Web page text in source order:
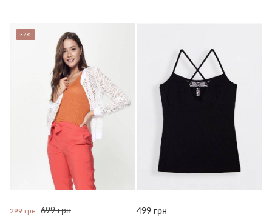
57%
299 грн 699 грн 499 грн